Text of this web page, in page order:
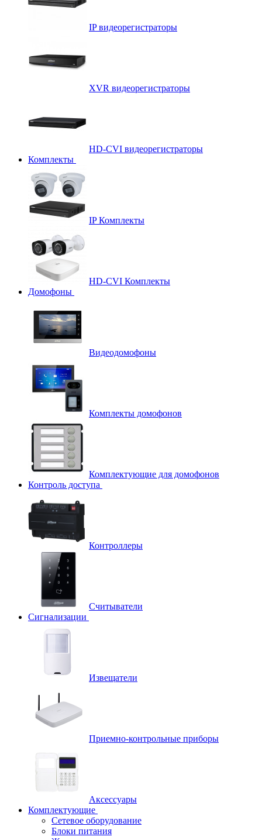
IP видеорегистраторы
XVR видеорегистраторы
HD-CVI видеорегистраторы
Комплекты
IP Комплекты
HD-CVI Комплекты
Домофоны
Видеодомофоны
Комплекты домофонов
Комплектующие для домофонов
Контроль доступа
Контроллеры
Считыватели
Сигнализации
Извещатели
Приемно-контрольные приборы
Аксессуары
Комплектующие
Сетевое оборудование
Блоки питания